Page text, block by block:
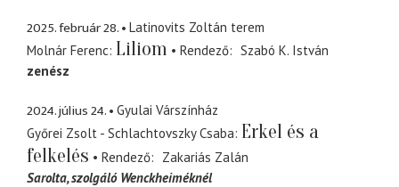
2025. február 28.
Latinovits Zoltán terem
Molnár Ferenc Liliom Rendező
Szabó K. István
zenész
2024. július 24.
Gyulai Várszínház
Győrei Zsolt - Schlachtovszky Csaba Erkel és a
felkelés
Rendező
Zakariás Zalán
Sarolta szolgáló Wenckheiméknél